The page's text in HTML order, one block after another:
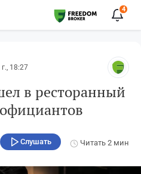
4
18:27
в ресторанный
Слушать Читать 2 мин